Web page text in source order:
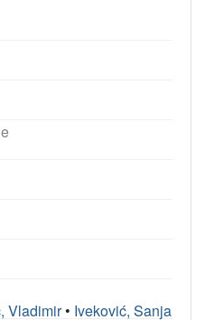
Vladimir• Iveković, Sanja